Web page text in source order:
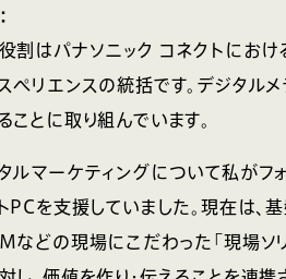
割はパナソニック コネクトにおけ
ペリエンスの統括です。デジタル
ことに取り組んでいます。
ルマーケティングについて私がフ
PCを支援していました。現在は、
などの現場にこだわった「現場ソ